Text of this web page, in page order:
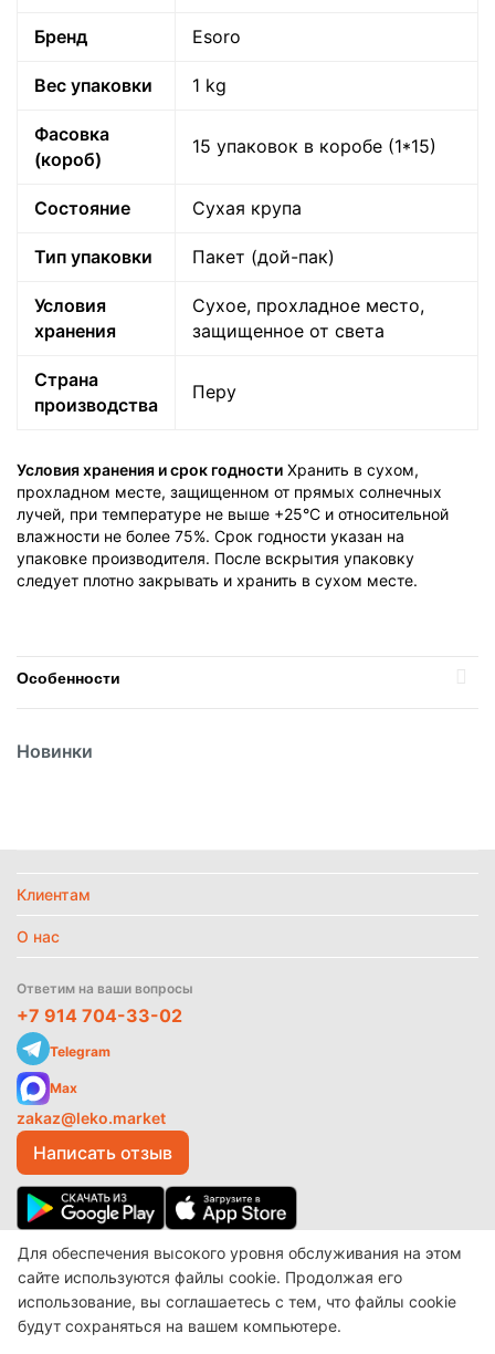
Бренд Esoro
Вес упаковки 1 kg
Фасовка
(короб)
15 упаковок в коробе (1*15)
Состояние Сухая крупа
Тип упаковки Пакет (дой-пак)
Условия
хранения
Сухое, прохладное место,
защищенное от света
Страна
производства
Перу
Условия хранения и срок годности Хранить в сухом,
прохладном месте, защищенном от прямых солнечных
лучей, при температуре не выше +25°C и относительной
влажности не более 75%. Срок годности указан на
упаковке производителя. После вскрытия упаковку
следует плотно закрывать и хранить в сухом месте.
Особенности
Новинки
Клиентам
О нас
Ответим на ваши вопросы
+7 914 704-33-02
Telegram
Max
zakaz@leko.market
Написать отзыв
© 2017-2026 ООО «Леко» Разработано в make shop
Для обеспечения высокого уровня обслуживания на этом
сайте используются файлы cookie. Продолжая его
использование, вы соглашаетесь с тем, что файлы cookie
будут сохраняться на вашем компьютере.